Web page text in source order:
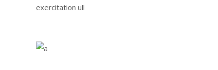
exercitation ull